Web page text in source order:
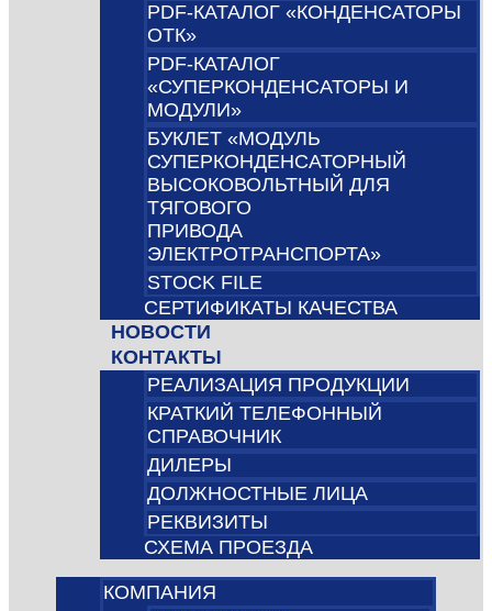
PDF-КАТАЛОГ «КОНДЕНСАТОРЫ
ОТК»
PDF-КАТАЛОГ
«СУПЕРКОНДЕНСАТОРЫ И
МОДУЛИ»
БУКЛЕТ «МОДУЛЬ
СУПЕРКОНДЕНСАТОРНЫЙ
ВЫСОКОВОЛЬТНЫЙ ДЛЯ
ТЯГОВОГО
ПРИВОДА
ЭЛЕКТРОТРАНСПОРТА»
STOCK FILE
СЕРТИФИКАТЫ КАЧЕСТВА
НОВОСТИ
КОНТАКТЫ
РЕАЛИЗАЦИЯ ПРОДУКЦИИ
КРАТКИЙ ТЕЛЕФОННЫЙ
СПРАВОЧНИК
ДИЛЕРЫ
ДОЛЖНОСТНЫЕ ЛИЦА
РЕКВИЗИТЫ
СХЕМА ПРОЕЗДА
КОМПАНИЯ